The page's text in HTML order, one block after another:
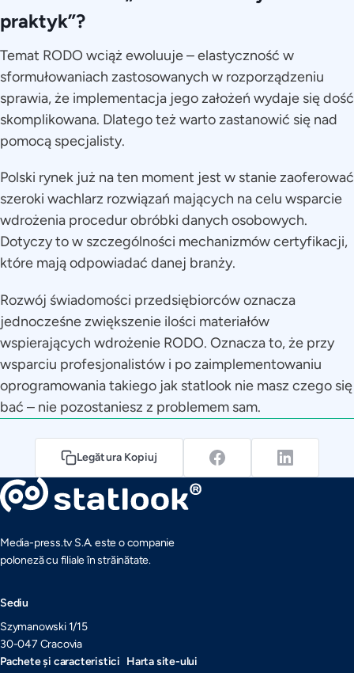
praktyk”?
Temat RODO wciąż ewoluuje – elastyczność w
sformułowaniach zastosowanych w rozporządzeniu
sprawia, że implementacja jego założeń wydaje się dość
skomplikowana. Dlatego też warto zastanowić się nad
pomocą specjalisty.
Polski rynek już na ten moment jest w stanie zaoferować
szeroki wachlarz rozwiązań mających na celu wsparcie
wdrożenia procedur obróbki danych osobowych.
Dotyczy to w szczególności mechanizmów certyfikacji,
które mają odpowiadać danej branży.
Rozwój świadomości przedsiębiorców oznacza
jednocześne zwiększenie ilości materiałów
wspierających wdrożenie RODO. Oznacza to, że przy
wsparciu profesjonalistów i po zaimplementowaniu
oprogramowania takiego jak statlook nie masz czego się
bać – nie pozostaniesz z problemem sam.
Legătura Kopiuj
Media-press.tv S.A. este o companie
poloneză cu filiale în străinătate.
Sediu
Szymanowski 1/15
30-047 Cracovia
Pachete și caracteristici Harta site-ului